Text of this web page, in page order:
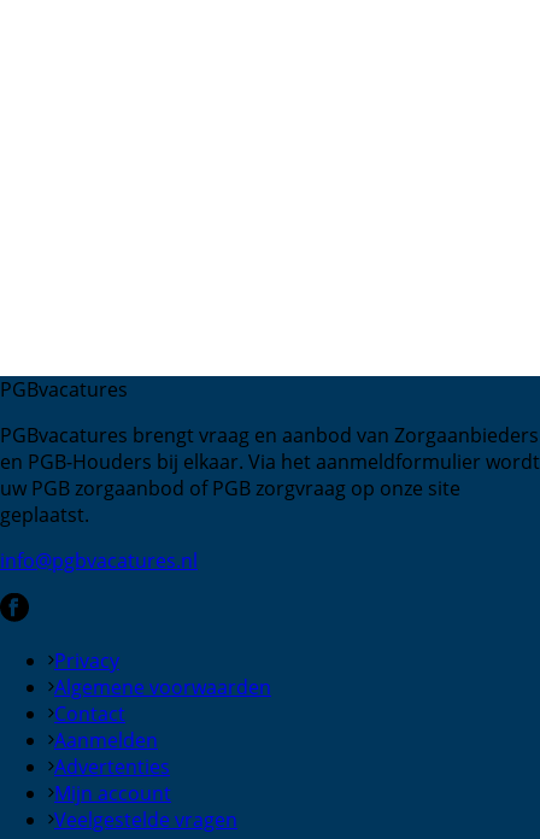
PGBvacatures
PGBvacatures brengt vraag en aanbod van Zorgaanbieders
en PGB-Houders bij elkaar. Via het aanmeldformulier wordt
uw PGB zorgaanbod of PGB zorgvraag op onze site
geplaatst.
info@pgbvacatures.nl
Privacy
Algemene voorwaarden
Contact
Aanmelden
Advertenties
Mijn account
Veelgestelde vragen